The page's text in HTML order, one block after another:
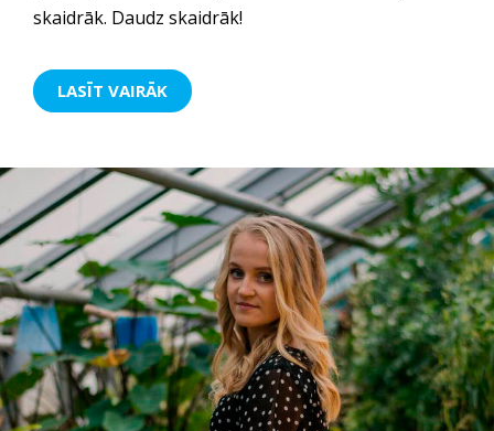
skaidrāk. Daudz skaidrāk!
LASĪT VAIRĀK